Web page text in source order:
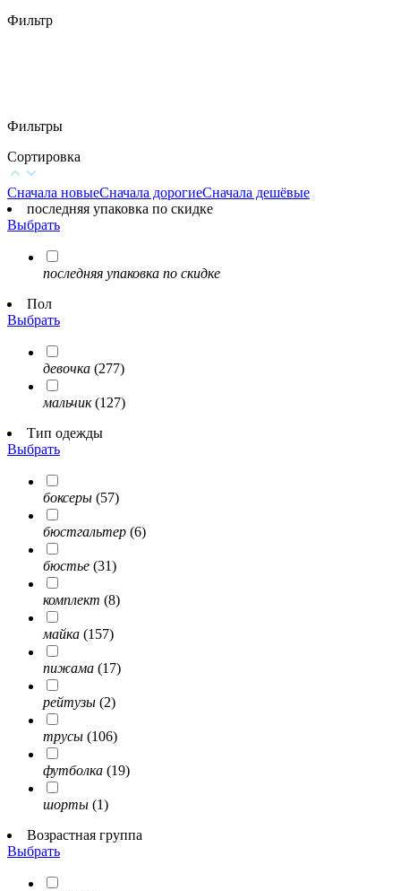
Фильтр
Фильтры
Сортировка
Сначала новыеСначала дорогиеСначала дешёвые
последняя упаковка по скидке
Выбрать
последняя упаковка по скидке
Пол
Выбрать
девочка (277)
мальчик(127)
Тип одежды
Выбрать
боксеры (57)
бюстгальтер (6)
бюстье (31)
комплект (8)
майка (157)
пижама (17)
рейтузы (2)
трусы (106)
футболка (19)
шорты (1)
Возрастная группа
Выбрать